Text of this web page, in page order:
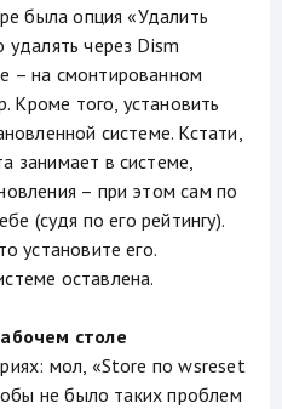
была опция «Удалить
удалять через Dism
– на смонтированном
Кроме того, установить
системе. Кстати,
занимает в системе,
– при этом сам по
(судя по его рейтингу).
установите его.
оставлена.
столе
мол, «Store по wsreset
не было таких проблем